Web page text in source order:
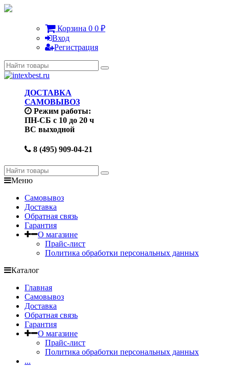
Корзина 0 0 ₽
Вход
Регистрация
ДОСТАВКА
САМОВЫВОЗ
Режим работы:
ПН-СБ с 10 до 20 ч
ВС выходной
8 (495) 909-04-21
Меню
Самовывоз
Доставка
Обратная связь
Гарантия
О магазине
Прайс-лист
Политика обработки персональных данных
Каталог
Главная
Самовывоз
Доставка
Обратная связь
Гарантия
О магазине
Прайс-лист
Политика обработки персональных данных
...